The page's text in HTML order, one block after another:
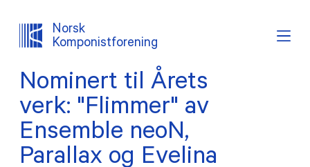
Norsk
Komponistforening
Søk Logg inn
OM NKF
Nominert til Årets
verk: "Flimmer" av
Ensemble neoN,
Parallax og Evelina